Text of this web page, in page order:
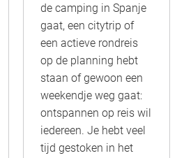
de camping in Spanje
gaat, een citytrip of
een actieve rondreis
op de planning hebt
staan of gewoon een
weekendje weg gaat:
ontspannen op reis wil
iedereen. Je hebt veel
tijd gestoken in het